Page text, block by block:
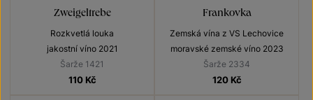
Zweigeltrebe
Rozkvetlá louka
jakostní víno 2021
Šarže 1421
110 Kč
Frankovka
Zemská vína z VS Lechovice
moravské zemské víno 2023
Šarže 2334
120 Kč